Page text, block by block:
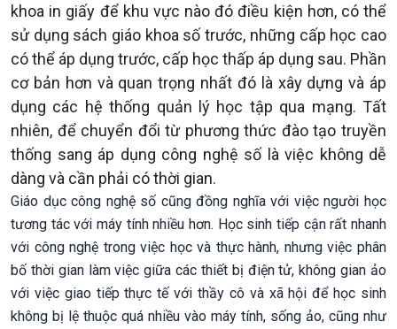
khoa in giấy để khu vực nào đó điều kiện hơn, có thể
sử dụng sách giáo khoa số trước, những cấp học cao
có thể áp dụng trước, cấp học thấp áp dụng sau. Phần
cơ bản hơn và quan trọng nhất đó là xây dựng và áp
dụng các hệ thống quản lý học tập qua mạng. Tất
nhiên, để chuyển đổi từ phương thức đào tạo truyền
thống sang áp dụng công nghệ số là việc không dễ
dàng và cần phải có thời gian.
Giáo dục công nghệ số cũng đồng nghĩa với việc người học
tương tác với máy tính nhiều hơn. Học sinh tiếp cận rất nhanh
với công nghệ trong việc học và thực hành, nhưng việc phân
bố thời gian làm việc giữa các thiết bị điện tử, không gian ảo
với việc giao tiếp thực tế với thầy cô và xã hội để học sinh
không bị lệ thuộc quá nhiều vào máy tính, sống ảo, cũng như